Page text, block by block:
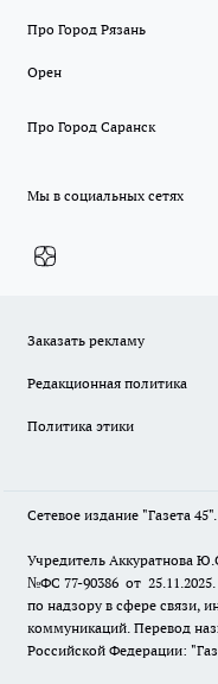
Про Город Рязань
Орен
Про Город Саранск
Мы в социальных сетях
Заказать рекламу
Редакционная политика
Политика этики
Сетевое издание "Газета 45".
Учредитель Аккуратнова
№ФС 77-90386 от
по надзору в сфере связи,
коммуникаций. Перевод
Российской Федерации: